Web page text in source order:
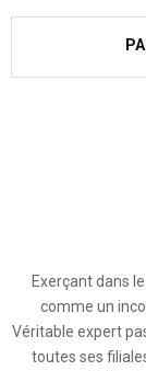
Exerçant dans
comme un
Véritable expert
toutes ses